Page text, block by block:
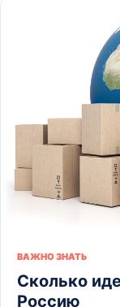
ВАЖНО ЗНАТЬ
Сколько
Россию